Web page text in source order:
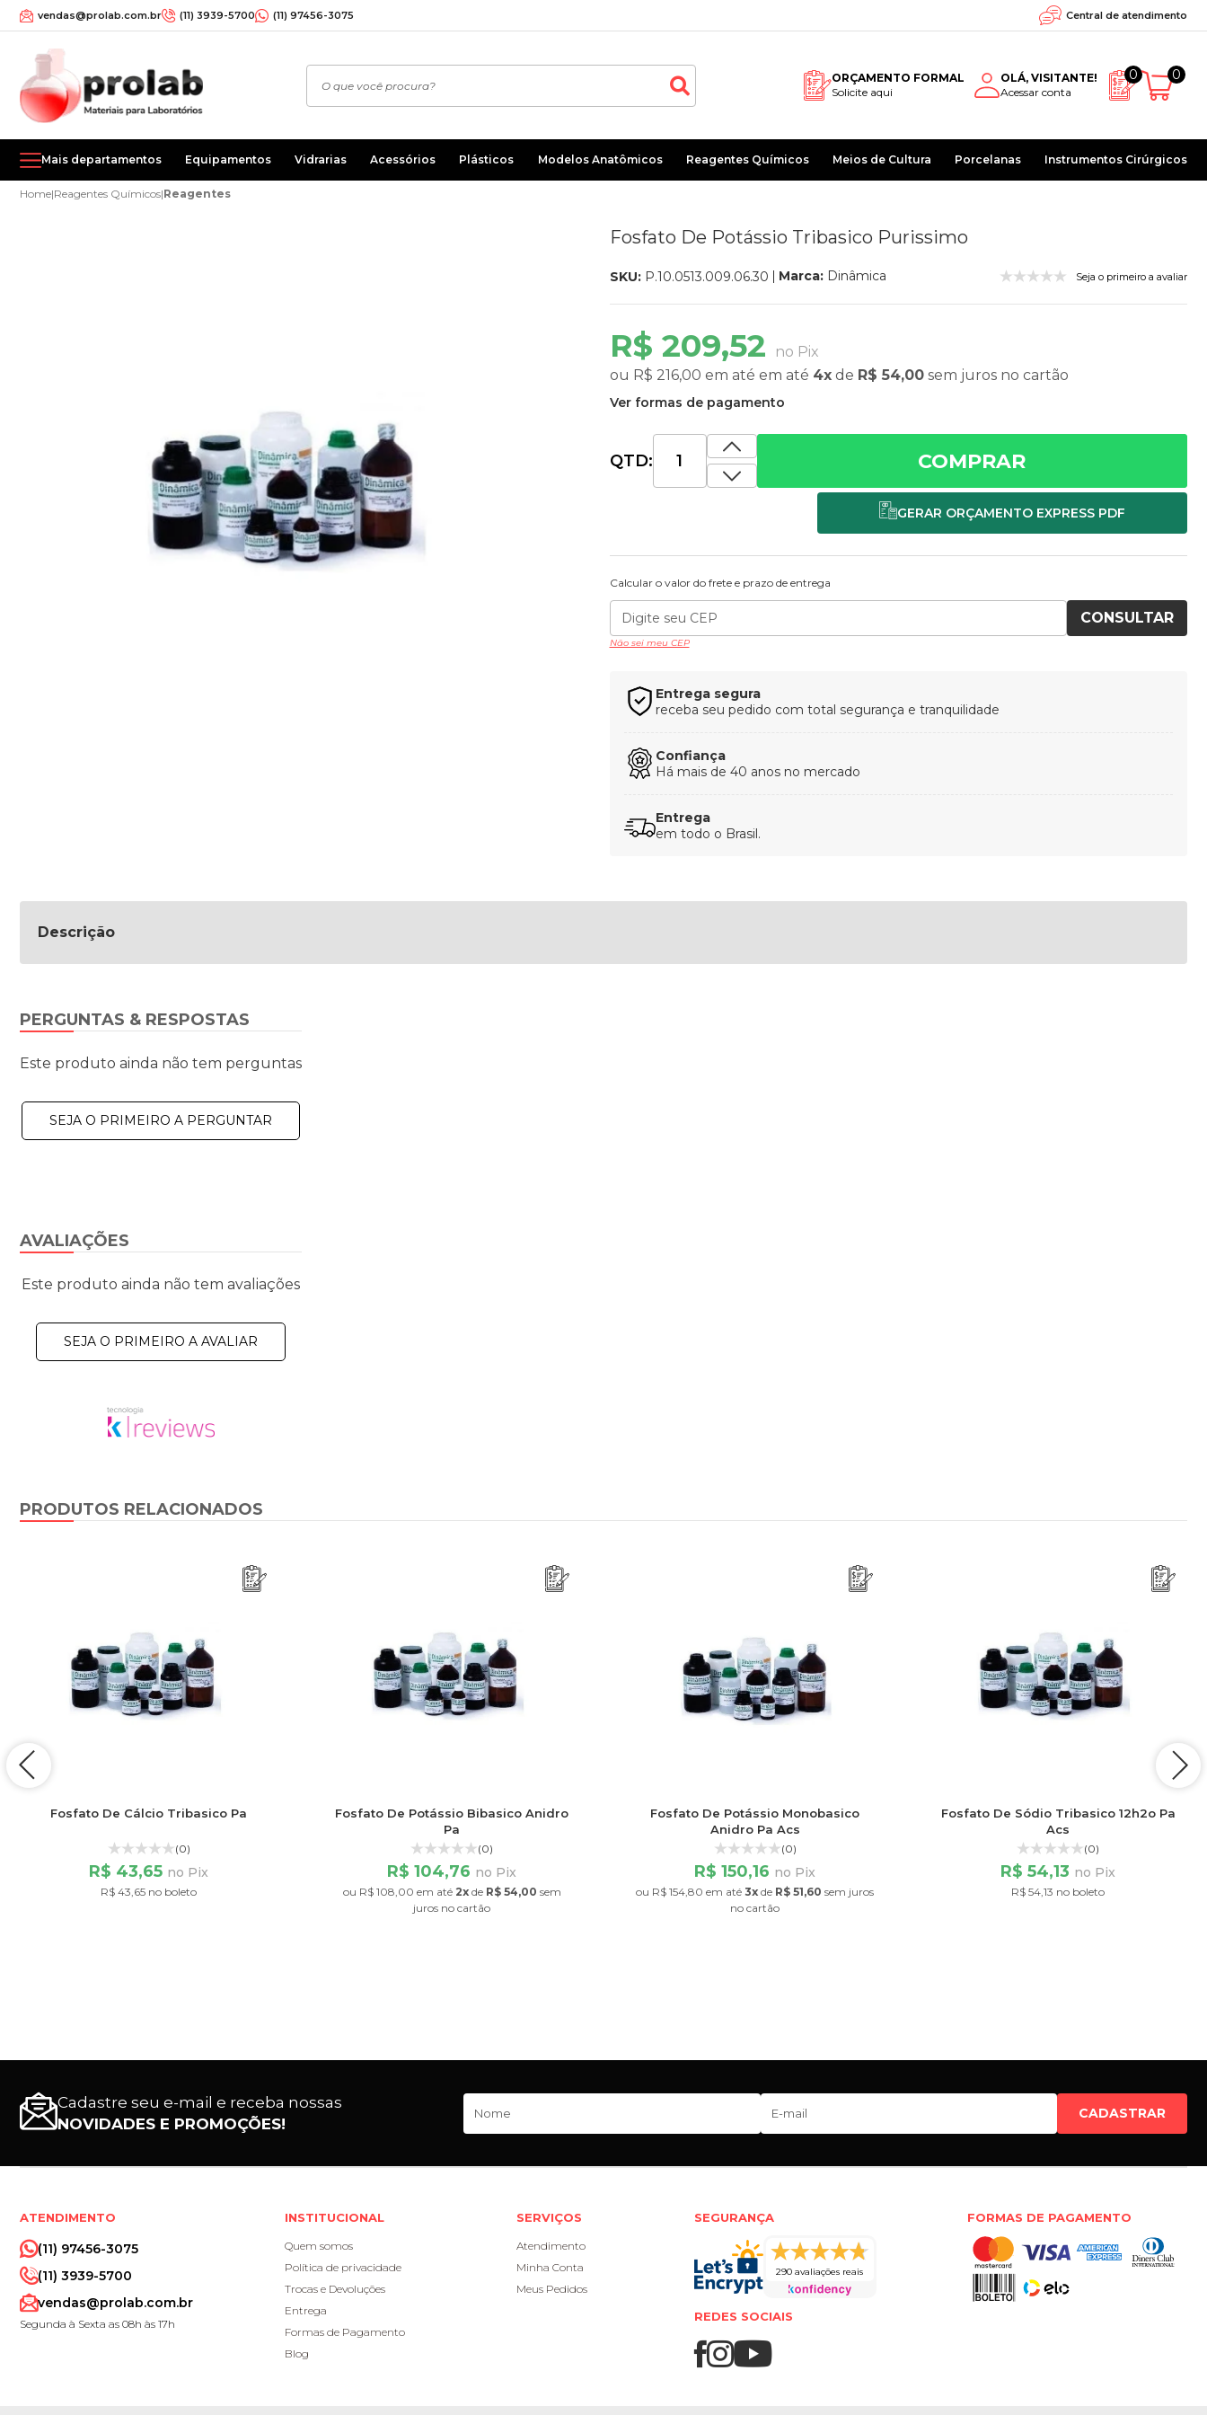
vendas@prolab.com.br (11) 3939-5700 (11) 97456-3075 Central de atendimento
ORÇAMENTO FORMAL
Solicite aqui
OLÁ, VISITANTE!
Acessar conta
0 0
Mais departamentos Equipamentos Vidrarias Acessórios Plásticos Modelos Anatômicos Reagentes Químicos Meios de Cultura Porcelanas Instrumentos Cirúrgicos
Home|Reagentes Químicos|Reagentes
Fosfato De Potássio Tribasico Purissimo
Seja o primeiro a avaliar
SKU:P.10.0513.009.06.30 Marca: Dinâmica
R$ 209,52
no Pix
ou R$ 216,00 em até em até 4xde R$ 54,00 sem jurosno cartão
Ver formas de pagamento
QTD: COMPRAR
Calcular o valor do frete e prazo de entrega
CONSULTAR
Não sei meu CEP
Entrega segura
receba seu pedido com total segurança e tranquilidade
Confiança
Há mais de 40 anos no mercado
Entrega
em todo o Brasil.
Descrição
AVALIAÇÕES
Este produto ainda não tem avaliações
SEJA O PRIMEIRO A AVALIAR
PERGUNTAS & RESPOSTAS
Este produto ainda não tem perguntas
SEJA O PRIMEIRO A PERGUNTAR
PRODUTOS RELACIONADOS
Fosfato De Cálcio Tribasico Pa
(0)
R$ 43,65 no Pix
R$ 43,65 no boleto
Fosfato De Potássio Bibasico Anidro
Pa
(0)
R$ 104,76 no Pix
ou R$ 108,00 em até 2xde R$ 54,00 sem
juros no cartão
Fosfato De Potássio Monobasico
Anidro Pa Acs
(0)
R$ 150,16 no Pix
ou R$ 154,80 em até3x de R$ 51,60 sem juros
no cartão
Fosfato De Sódio Tribasico 12h2o Pa
Acs
(0)
R$ 54,13 no Pix
R$ 54,13 no boleto
Cadastre seu e-mail e receba nossas
NOVIDADES E PROMOÇÕES!
CADASTRAR
ATENDIMENTO
(11) 97456-3075
(11) 3939-5700
vendas@prolab.com.br
Segunda à Sexta as 08h às 17h
INSTITUCIONAL
Quem somos
Política de privacidade
Trocas e Devoluções
Entrega
Formas de Pagamento
Blog
SERVIÇOS
Atendimento
Minha Conta
Meus Pedidos
SEGURANÇA
290 avaliações reais
REDES SOCIAIS
FORMAS DE PAGAMENTO